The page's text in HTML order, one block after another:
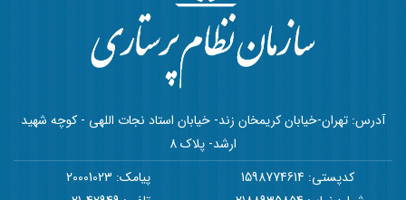
آدرس: تهران-خیابان کریمخان زند- خیابان استاد نجات اللهی - کوچه شهید
ارشد- پلاک 8
کدپستی: 1598774614
پیامک: 20001023